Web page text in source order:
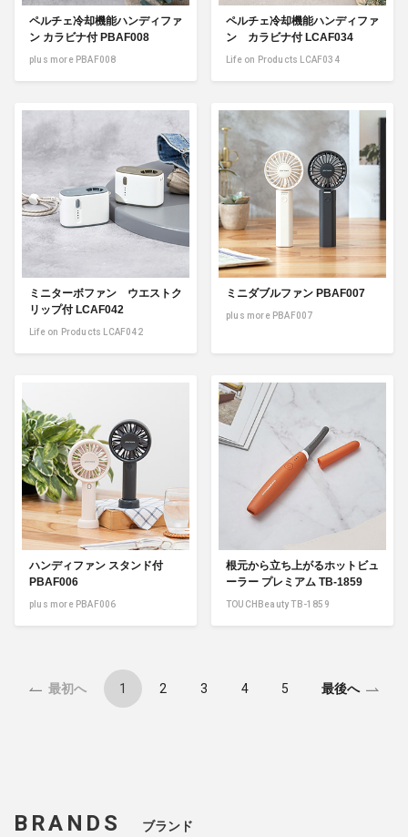
ペルチェ冷却機能ハンディファ
ン カラビナ付 PBAF008
plus more PBAF008
ペルチェ冷却機能ハンディファ
ン カラビナ付 LCAF034
Life on Products LCAF034
ミニターボファン ウエストク
リップ付 LCAF042
Life on Products LCAF042
ミニダブルファン PBAF007
plus more PBAF007
ハンディファン スタンド付
PBAF006
plus more PBAF006
根元から立ち上がるホットビュ
ーラー プレミアム TB-1859
TOUCHBeauty TB-1859
最初へ 1 2 3 4 5 最後へ
BRANDS ブランド